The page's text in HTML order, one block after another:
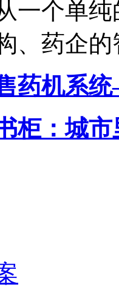
一个单
、药企
药机系
柜：城